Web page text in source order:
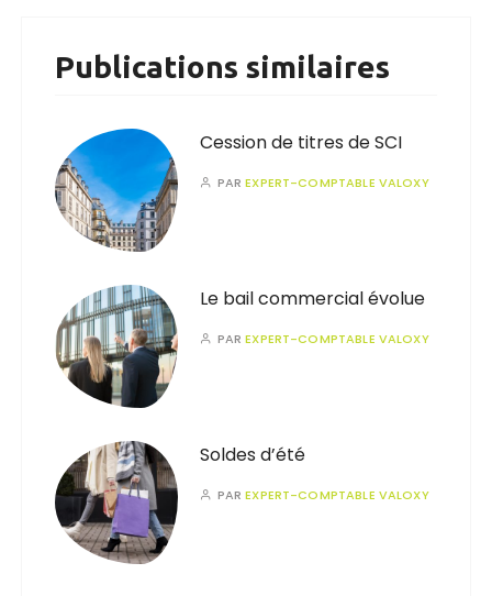
Publications similaires
Cession de titres de SCI
PAREXPERT-COMPTABLE VALOXY
Le bail commercial évolue
PAREXPERT-COMPTABLE VALOXY
Soldes d’été
PAREXPERT-COMPTABLE VALOXY